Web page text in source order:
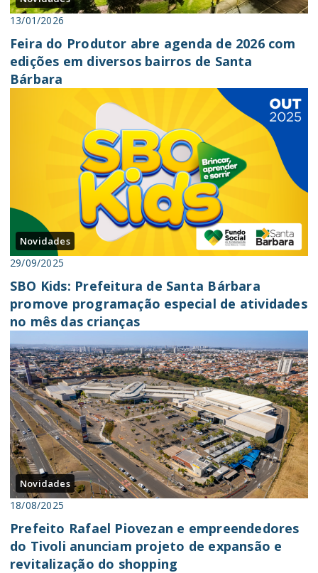
13/01/2026
Feira do Produtor abre agenda de 2026 com
edições em diversos bairros de Santa
Bárbara
Novidades
29/09/2025
SBO Kids: Prefeitura de Santa Bárbara
promove programação especial de atividades
no mês das crianças
Novidades
18/08/2025
Prefeito Rafael Piovezan e empreendedores
do Tivoli anunciam projeto de expansão e
revitalização do shopping